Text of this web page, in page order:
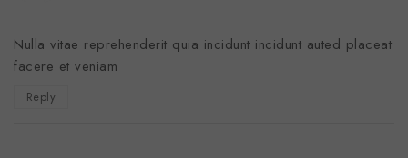
Nulla vitae reprehenderit quia incidunt incidunt auted placeat
facere et veniam
Reply